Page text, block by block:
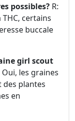
possibles? R:
certains
buccale
girl scout
Oui, les graines
plantes
en